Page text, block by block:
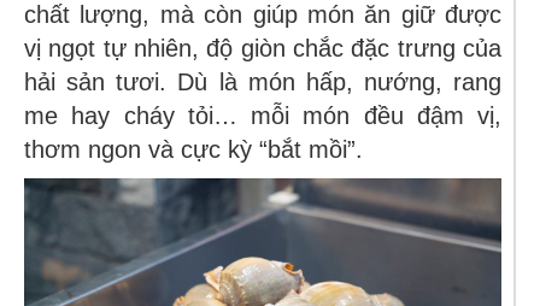
chất lượng, mà còn giúp món ăn giữ được
vị ngọt tự nhiên, độ giòn chắc đặc trưng của
hải sản tươi. Dù là món hấp, nướng, rang
me hay cháy tỏi… mỗi món đều đậm vị,
thơm ngon và cực kỳ “bắt mồi”.